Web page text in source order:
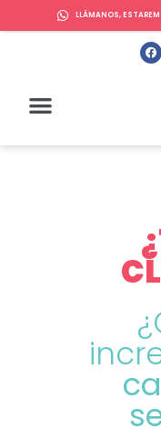
LLÁMANOS,